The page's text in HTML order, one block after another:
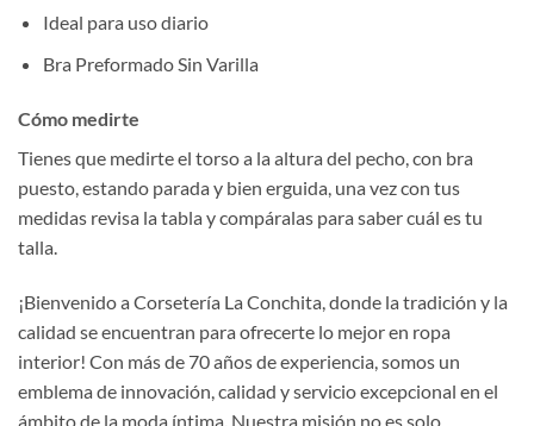
Ideal para uso diario
Bra Preformado Sin Varilla
Cómo medirte
Tienes que medirte el torso a la altura del pecho, con bra
puesto, estando parada y bien erguida, una vez con tus
medidas revisa la tabla y compáralas para saber cuál es tu
talla.
¡Bienvenido a Corsetería La Conchita, donde la tradición y la
calidad se encuentran para ofrecerte lo mejor en ropa
interior! Con más de 70 años de experiencia, somos un
emblema de innovación, calidad y servicio excepcional en el
ámbito de la moda íntima. Nuestra misión no es solo